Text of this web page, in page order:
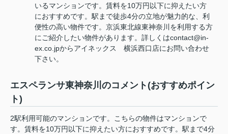
いるマンションです。賃料を10万円以下に抑えたい方
におすすめです。駅まで徒歩4分の立地が魅力的な、利
便性の高い物件です。京浜東北線東神奈川を利用する方
にご紹介したい物件があります。詳しくはcontact@in-
ex.co.jpからアイネックス 横浜西口店にお問い合わせ
下さい。
エスペランサ東神奈川のコメント(おすすめポイン
ト)
2駅利用可能のマンションです。こちらの物件はマンションで
す。賃料を10万円以下に抑えたい方におすすめです。駅まで4分